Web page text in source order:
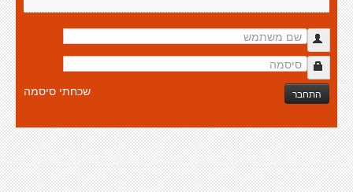
התחבר שכחתי סיסמה